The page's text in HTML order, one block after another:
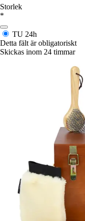
Storlek
*
TU 24h
Detta fält är obligatoriskt
Skickas inom 24 timmar